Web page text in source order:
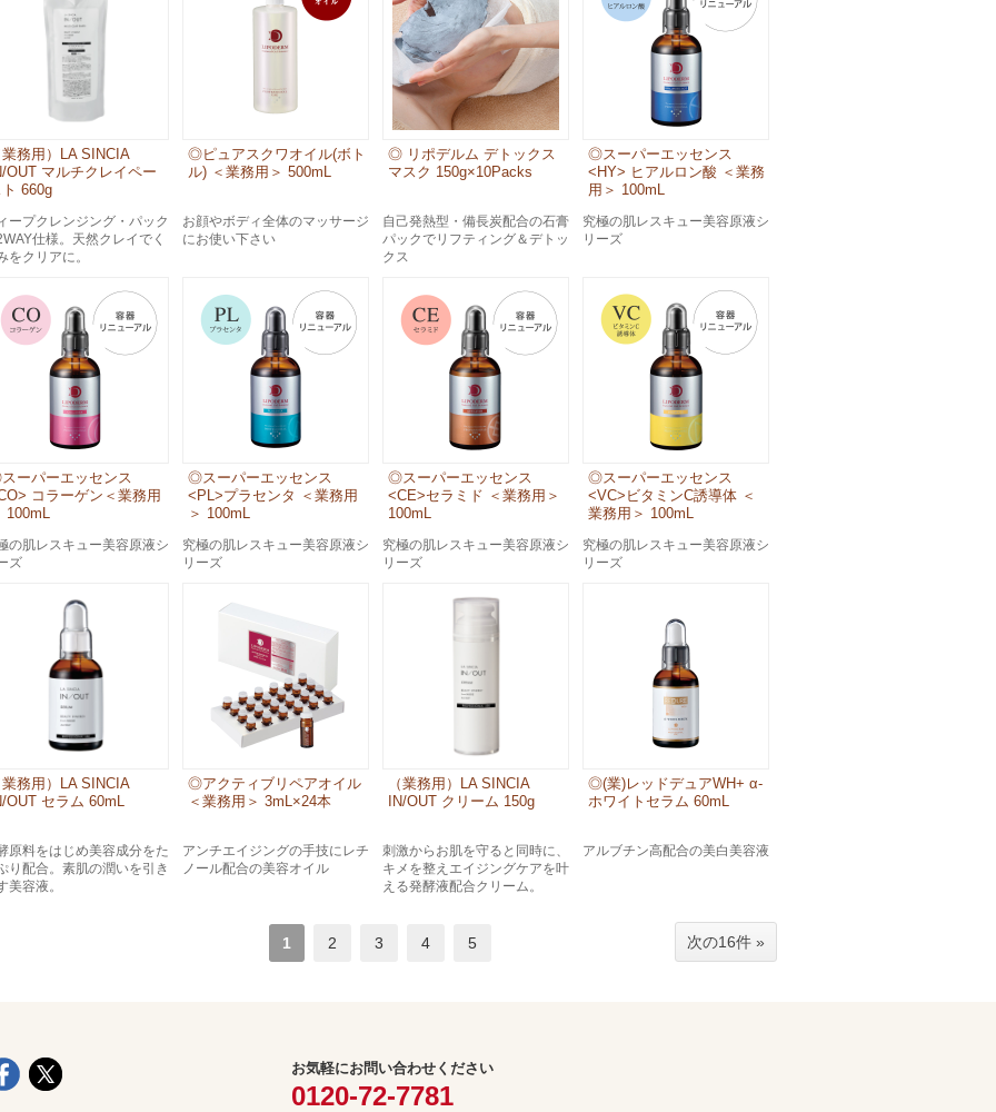
業務用）LA SINCIA
OUT マルチクレイペー
ト 660g
ープクレンジング・パック
仕様。天然クレイでく
をクリアに。
◎ピュアスクワオイル(ボト
ル) ＜業務用＞ 500mL
お顔やボディ全体のマッサージ
にお使い下さい
◎ リポデルム デトックス
マスク 150g×10Packs
自己発熱型・備長炭配合の石膏
パックでリフティング＆デトッ
クス
◎スーパーエッセンス
<HY> ヒアルロン酸 ＜業務
用＞ 100mL
究極の肌レスキュー美容原液シ
リーズ
ーパーエッセンス
コラーゲン＜業務用
100mL
の肌レスキュー美容原液シ
ズ
◎スーパーエッセンス
<PL>プラセンタ ＜業務用
＞ 100mL
究極の肌レスキュー美容原液シ
リーズ
◎スーパーエッセンス
<CE>セラミド ＜業務用＞
100mL
究極の肌レスキュー美容原液シ
リーズ
◎スーパーエッセンス
<VC>ビタミンC誘導体 ＜
業務用＞ 100mL
究極の肌レスキュー美容原液シ
リーズ
業務用）LA SINCIA
OUT セラム 60mL
原料をはじめ美容成分をた
り配合。素肌の潤いを引き
美容液。
◎アクティブリペアオイル
＜業務用＞ 3mL×24本
アンチエイジングの手技にレチ
ノール配合の美容オイル
（業務用）LA SINCIA
IN/OUT クリーム 150g
刺激からお肌を守ると同時に、
キメを整えエイジングケアを叶
える発酵液配合クリーム。
◎(業)レッドデュアWH+ α-
ホワイトセラム 60mL
アルブチン高配合の美白美容液
1 2 3 4 5 次の16件 »
お気軽にお問い合わせください
0120-72-7781